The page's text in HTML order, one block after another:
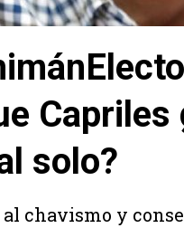
solo?
al chavismo y